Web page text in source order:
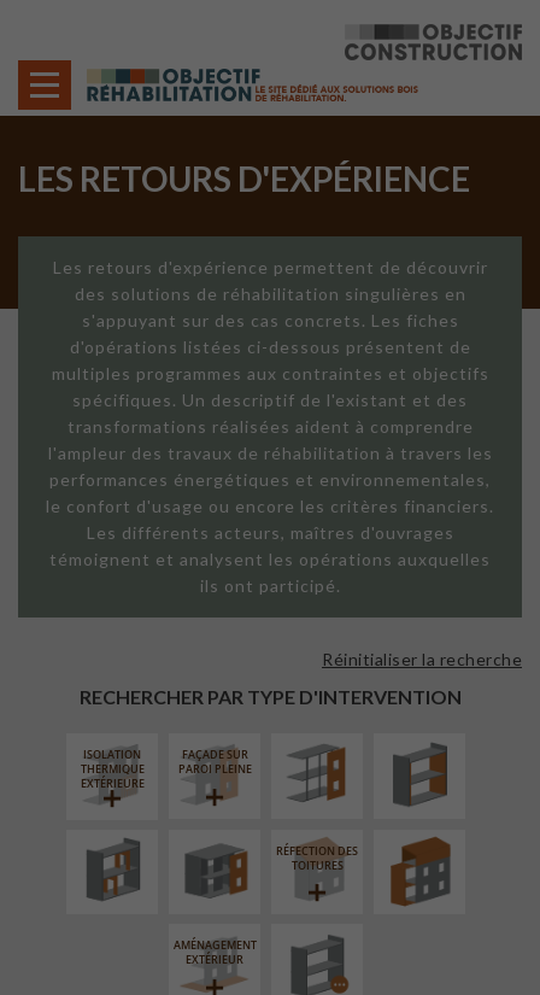
LES RETOURS D'EXPÉRIENCE
Les retours d'expérience permettent de découvrir
des solutions de réhabilitation singulières en
s'appuyant sur des cas concrets. Les fiches
d'opérations listées ci-dessous présentent de
multiples programmes aux contraintes et objectifs
spécifiques. Un descriptif de l'existant et des
transformations réalisées aident à comprendre
l'ampleur des travaux de réhabilitation à travers les
performances énergétiques et environnementales,
le confort d'usage ou encore les critères financiers.
Les différents acteurs, maîtres d'ouvrages
témoignent et analysent les opérations auxquelles
ils ont participé.
RECHERCHER PAR TYPE D'INTERVENTION
Réinitialiser la recherche
ISOLATION
THERMIQUE
EXTÉRIEURE
FAÇADE SUR
PAROI PLEINE
FAÇADE SUR
LINÉAIRE
ISOLATION
INTÉRIEURE
RÉAMÉNAGEMENT
INTÉRIEUR
FERMETURE
LOGGIAS
RÉFECTION DES
TOITURES
SURÉLÉVATION
EXTENSION
AMÉNAGEMENT
EXTÉRIEUR
PROCÉDÉ
PARTICULIER